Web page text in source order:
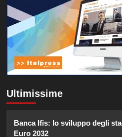
Ultimissime
Banca Ifis: lo sviluppo degli
Euro 2032